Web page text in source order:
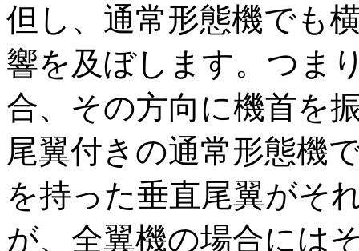
但し、通常形態機でも
響を及ぼします。つま
合、その方向に機首を
尾翼付きの通常形態機
を持った垂直尾翼がそ
が、全翼機の場合には